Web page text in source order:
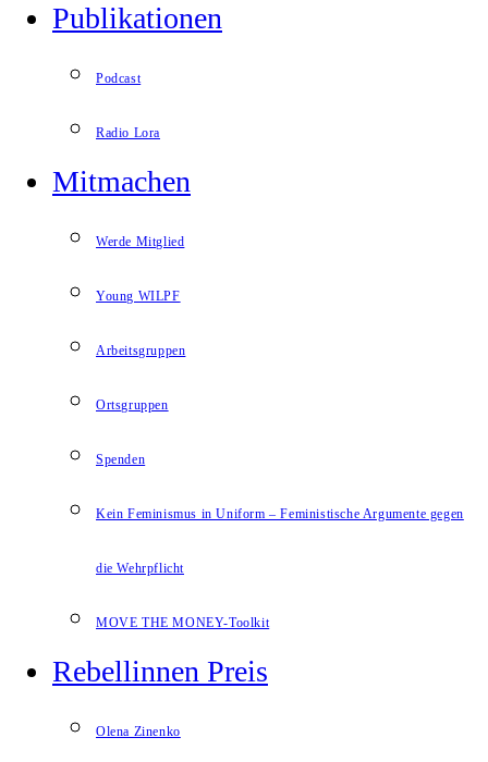
Publikationen
Podcast
Radio Lora
Mitmachen
Werde Mitglied
Young WILPF
Arbeitsgruppen
Ortsgruppen
Spenden
Kein Feminismus in Uniform – Feministische Argumente gegen
die Wehrpflicht
MOVE THE MONEY-Toolkit
Rebellinnen Preis
Olena Zinenko